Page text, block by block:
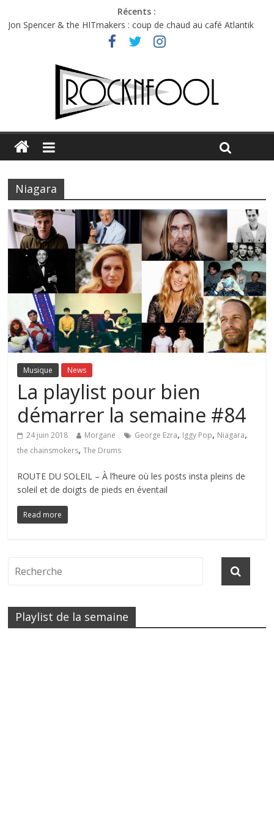
Récents :
Jon Spencer & the HITmakers : coup de chaud au café Atlantik
Hellfest 2026 vendredi : température et émotions en hausse
Hellfest 2026 jeudi : impossible de choisir entre chaleur et bonne
Première édition du Midgard Festival : entre bière, métal et
Charlie Puth à l’Olympia : la leçon de pop du Professeur Puth
Niagara
Musique News
La playlist pour bien
démarrer la semaine #84
24 juin 2018 Morgane George Ezra, Iggy Pop, Niagara,
the chainsmokers,The Drums
ROUTE DU SOLEIL – À l’heure où les posts insta pleins de
soleil et de doigts de pieds en éventail
Read more
Playlist de la semaine